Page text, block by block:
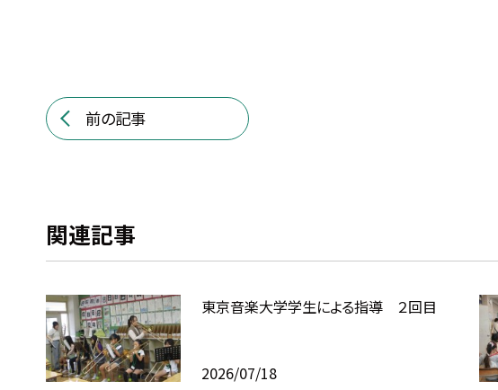
前の記事
関連記事
東京音楽大学学生による指導 ２回目
2026/07/18